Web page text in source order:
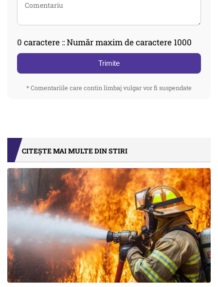
0 caractere :: Număr maxim de caractere 1000
Trimite
* Comentariile care contin limbaj vulgar vor fi suspendate
CITEȘTE MAI MULTE DIN STIRI